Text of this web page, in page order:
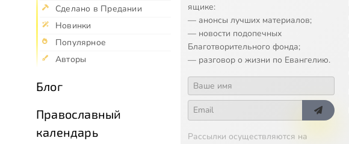
Сделано в Предании
Новинки
Популярное
Авторы
Блог
Православный
календарь
ящике:
— анонсы лучших материалов;
— новости подопечных
Благотворительного фонда;
— разговор о жизни по Евангелию.
Рассылки осуществляются на